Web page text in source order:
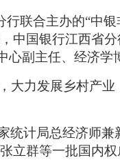
联合主办的“中
中国银行江西省
副主任、经济学
大力发展乡村产
统计局总经济师
立群等一批国内